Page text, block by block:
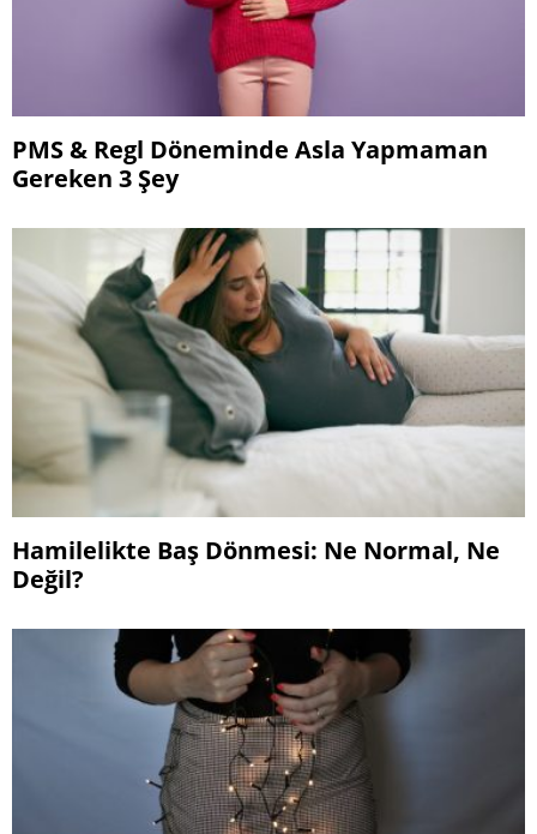
PMS & Regl Döneminde Asla Yapmaman
Gereken 3 Şey
Hamilelikte Baş Dönmesi: Ne Normal, Ne
Değil?